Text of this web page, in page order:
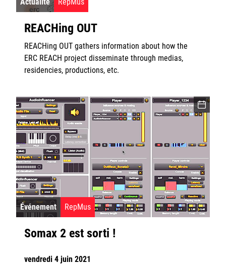
REACHing OUT
REACHing OUT gathers information about how the
ERC REACH project disseminate through medias,
residencies, productions, etc.
Événement RepMus
Somax 2 est sorti !
vendredi 4 juin 2021